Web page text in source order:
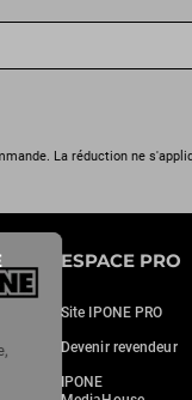
notre audience,
offres les plus
notre site.
La réduction ne
ESPACE PRO
Site IPONE PRO
Devenir revendeur
IPONE